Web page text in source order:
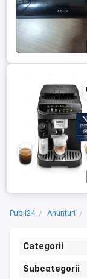
Publi24 Anunțuri
Categorii
Subcategorii